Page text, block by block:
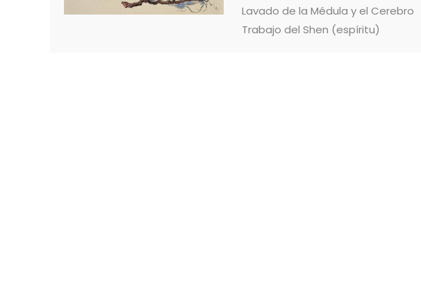
Lavado de la Médula y el Cerebro
Trabajo del Shen (espíritu)